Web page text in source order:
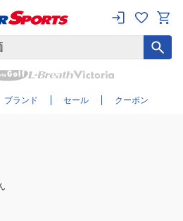
ブランド セール クーポン
さらに絞り込む